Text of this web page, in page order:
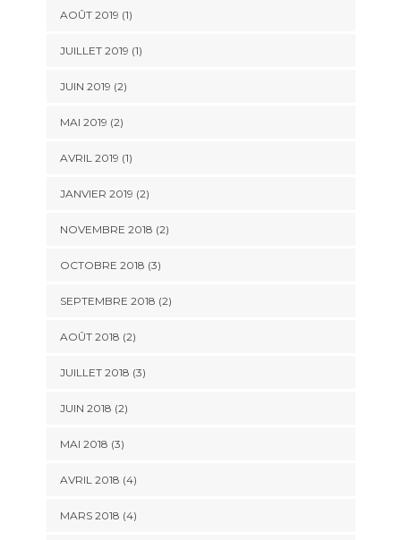
AOÛT 2019 (1)
JUILLET 2019 (1)
JUIN 2019 (2)
MAI 2019 (2)
AVRIL 2019 (1)
JANVIER 2019 (2)
NOVEMBRE 2018 (2)
OCTOBRE 2018 (3)
SEPTEMBRE 2018 (2)
AOÛT 2018 (2)
JUILLET 2018 (3)
JUIN 2018 (2)
MAI 2018 (3)
AVRIL 2018 (4)
MARS 2018 (4)